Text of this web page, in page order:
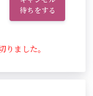
待ちをする
ました。